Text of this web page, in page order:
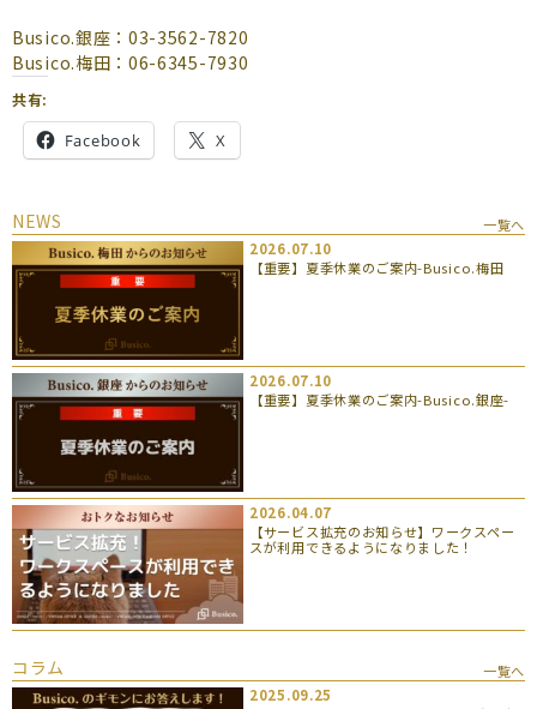
Busico.銀座：03-3562-7820
Busico.梅田：06-6345-7930
共有:
Facebook X
NEWS
一覧へ
2026.07.10
【重要】夏季休業のご案内-Busico.梅田
2026.07.10
【重要】夏季休業のご案内-Busico.銀座-
2026.04.07
【サービス拡充のお知らせ】ワークスペー
スが利用できるようになりました！
コラム
一覧へ
2025.09.25